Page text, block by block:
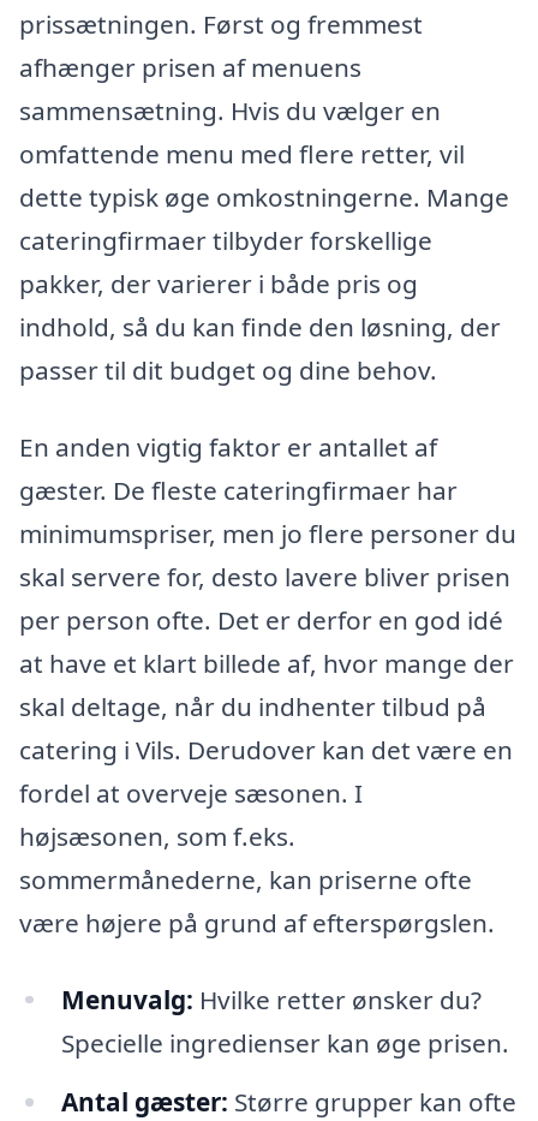
prissætningen. Først og fremmest
afhænger prisen af menuens
sammensætning. Hvis du vælger en
omfattende menu med flere retter, vil
dette typisk øge omkostningerne. Mange
cateringfirmaer tilbyder forskellige
pakker, der varierer i både pris og
indhold, så du kan finde den løsning, der
passer til dit budget og dine behov.
En anden vigtig faktor er antallet af
gæster. De fleste cateringfirmaer har
minimumspriser, men jo flere personer du
skal servere for, desto lavere bliver prisen
per person ofte. Det er derfor en god idé
at have et klart billede af, hvor mange der
skal deltage, når du indhenter tilbud på
catering i Vils. Derudover kan det være en
fordel at overveje sæsonen. I
højsæsonen, som f.eks.
sommermånederne, kan priserne ofte
være højere på grund af efterspørgslen.
Menuvalg: Hvilke retter ønsker du?
Specielle ingredienser kan øge prisen.
Antal gæster: Større grupper kan ofte